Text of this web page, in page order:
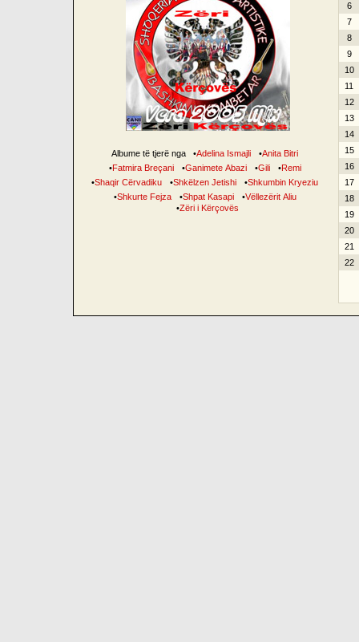
Albume të tjerë nga •Adelina Ismajli •Anita Bitri
•Fatmira Breçani •Ganimete Abazi •Gili •Remi
•Shaqir Cërvadiku •Shkëlzen Jetishi •Shkumbin Kryeziu
•Shkurte Fejza •Shpat Kasapi •Vëllezërit Aliu
•Zëri i Kërçovës
6
7
8
9
10
11
12
13
14
15
16
17
18
19
20
21
22